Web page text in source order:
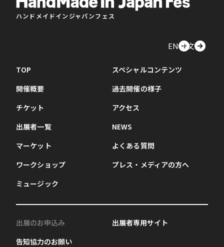
ハンドメイドインジャパンフェス
EN中文
TOP
開催概要
チケット
出展者一覧
マーケット
ワークショップ
ミュージック
スペシャルコンテンツ
過去開催の様子
アクセス
NEWS
よくある質問
プレス・メディアの方へ
出展のお申込み
告知協力のお願い
出展者専用サイト